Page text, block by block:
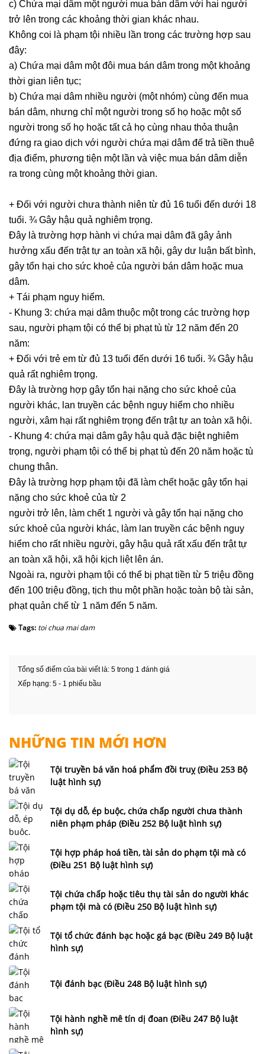
c) Chứa mại dâm một người mua bán dâm với hai người
trở lên trong các khoảng thời gian khác nhau.
Không coi là phạm tội nhiều lần trong các trường hợp sau
đây:
a) Chứa mại dâm một đôi mua bán dâm trong một khoảng
thời gian liên tục;
b) Chứa mại dâm nhiều người (một nhóm) cùng đến mua
bán dâm, nhưng chỉ một người trong số họ hoặc một số
người trong số họ hoặc tất cả họ cùng nhau thỏa thuận
đứng ra giao dịch với người chứa mại dâm để trả tiền thuê
địa điểm, phương tiện một lần và việc mua bán dâm diễn
ra trong cùng một khoảng thời gian.
+ Đối với người chưa thành niên từ đủ 16 tuổi đến dưới 18
tuổi. ¾ Gây hậu quả nghiêm trọng.
Đây là trường hợp hành vi chứa mại dâm đã gây ảnh
hưởng xấu đến trật tự an toàn xã hội, gây dư luận bất bình,
gây tổn hại cho sức khoẻ của người bán dâm hoặc mua
dâm.
+ Tái phạm nguy hiểm.
- Khung 3: chứa mại dâm thuộc một trong các trường hợp
sau, người phạm tội có thể bị phạt tù từ 12 năm đến 20
năm:
+ Đối với trẻ em từ đủ 13 tuổi đến dưới 16 tuổi. ¾ Gây hậu
quả rất nghiêm trọng.
Đây là trường hợp gây tổn hại nặng cho sức khoẻ của
người khác, lan truyền các bệnh nguy hiểm cho nhiều
người, xâm hại rất nghiêm trọng đến trật tự an toàn xã hội.
- Khung 4: chứa mại dâm gây hậu quả đặc biệt nghiêm
trọng, người phạm tội có thể bị phạt tù đến 20 năm hoặc tù
chung thân.
Đây là trường hợp phạm tội đã làm chết hoặc gây tổn hại
nặng cho sức khoẻ của từ 2
người trở lên, làm chết 1 người và gây tổn hại nặng cho
sức khoẻ của người khác, làm lan truyền các bệnh nguy
hiểm cho rất nhiều người, gây hậu quả rất xấu đến trật tự
an toàn xã hội, xã hội kịch liệt lên án.
Ngoài ra, người phạm tội có thể bị phạt tiền từ 5 triệu đồng
đến 100 triệu đồng, tịch thu một phần hoặc toàn bộ tài sản,
phạt quản chế từ 1 năm đến 5 năm.
Tags: toi chua mai dam
Tổng số điểm của bài viết là: 5 trong 1 đánh giá
Xếp hạng: 5 - 1 phiếu bầu
NHỮNG TIN MỚI HƠN
Tội truyền bá văn hoá phẩm đồi truỵ (Điều 253 Bộ
luật hình sự)
Tội dụ dỗ, ép buộc, chứa chấp người chưa thành
niên phạm pháp (Điều 252 Bộ luật hình sự)
Tội hợp pháp hoá tiền, tài sản do phạm tội mà có
(Điều 251 Bộ luật hình sự)
Tội chứa chấp hoặc tiêu thụ tài sản do người khác
phạm tội mà có (Điều 250 Bộ luật hình sự)
Tội tổ chức đánh bạc hoặc gá bạc (Điều 249 Bộ luật
hình sự)
Tội đánh bạc (Điều 248 Bộ luật hình sự)
Tội hành nghề mê tín dị đoan (Điều 247 Bộ luật
hình sự)